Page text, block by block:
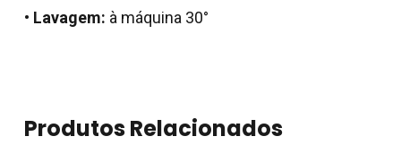
• Lavagem: à máquina 30°
Produtos Relacionados